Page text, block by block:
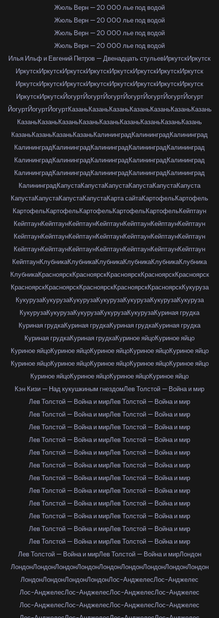
Жюль Верн — 20 000 лье под водой
Жюль Верн — 20 000 лье под водой
Жюль Верн — 20 000 лье под водой
Жюль Верн — 20 000 лье под водой
Илья Ильф и Евгений Петров — Двенадцать стульевИркутскИркутск
ИркутскИркутскИркутскИркутскИркутскИркутскИркутскИркутск
ИркутскИркутскИркутскИркутскИркутскИркутскИркутскИркутск
ИркутскИркутскЙогуртЙогуртЙогуртЙогуртЙогуртЙогуртЙогурт
ЙогуртЙогуртЙогуртКазаньКазаньКазаньКазаньКазаньКазаньКазань
КазаньКазаньКазаньКазаньКазаньКазаньКазаньКазаньКазань
КазаньКазаньКазаньКазаньКалининградКалининградКалининград
КалининградКалининградКалининградКалининградКалининград
КалининградКалининградКалининградКалининградКалининград
КалининградКалининградКалининградКалининградКалининград
КалининградКапустаКапустаКапустаКапустаКапустаКапуста
КапустаКапустаКапустаКапустаКарта сайтаКартофельКартофель
КартофельКартофельКартофельКартофельКартофельКейптаун
КейптаунКейптаунКейптаунКейптаунКейптаунКейптаунКейптаун
КейптаунКейптаунКейптаунКейптаунКейптаунКейптаунКейптаун
КейптаунКейптаунКейптаунКейптаунКейптаунКейптаунКейптаун
КейптаунКлубникаКлубникаКлубникаКлубникаКлубникаКлубника
КлубникаКрасноярскКрасноярскКрасноярскКрасноярскКрасноярск
КрасноярскКрасноярскКрасноярскКрасноярскКрасноярскКукуруза
КукурузаКукурузаКукурузаКукурузаКукурузаКукурузаКукуруза
КукурузаКукурузаКукурузаКукурузаКукурузаКуриная грудка
Куриная грудкаКуриная грудкаКуриная грудкаКуриная грудка
Куриная грудкаКуриная грудкаКуриное яйцоКуриное яйцо
Куриное яйцоКуриное яйцоКуриное яйцоКуриное яйцоКуриное яйцо
Куриное яйцоКуриное яйцоКуриное яйцоКуриное яйцоКуриное яйцо
Куриное яйцоКуриное яйцоКуриное яйцоКуриное яйцо
Кэн Кизи — Над кукушкиным гнездомЛев Толстой — Война и мир
Лев Толстой — Война и мирЛев Толстой — Война и мир
Лев Толстой — Война и мирЛев Толстой — Война и мир
Лев Толстой — Война и мирЛев Толстой — Война и мир
Лев Толстой — Война и мирЛев Толстой — Война и мир
Лев Толстой — Война и мирЛев Толстой — Война и мир
Лев Толстой — Война и мирЛев Толстой — Война и мир
Лев Толстой — Война и мирЛев Толстой — Война и мир
Лев Толстой — Война и мирЛев Толстой — Война и мир
Лев Толстой — Война и мирЛев Толстой — Война и мир
Лев Толстой — Война и мирЛев Толстой — Война и мир
Лев Толстой — Война и мирЛев Толстой — Война и мир
Лев Толстой — Война и мирЛев Толстой — Война и мир
Лев Толстой — Война и мирЛев Толстой — Война и мирЛондон
ЛондонЛондонЛондонЛондонЛондонЛондонЛондонЛондонЛондон
ЛондонЛондонЛондонЛондонЛос-АнджелесЛос-Анджелес
Лос-АнджелесЛос-АнджелесЛос-АнджелесЛос-Анджелес
Лос-АнджелесЛос-АнджелесЛос-АнджелесЛос-Анджелес